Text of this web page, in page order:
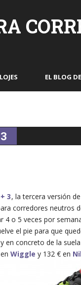
EL BLOG
3, la tercera versión
corredores neutros
o 5 veces por
el pie para que
en concreto de la
Wiggle y 132 € en